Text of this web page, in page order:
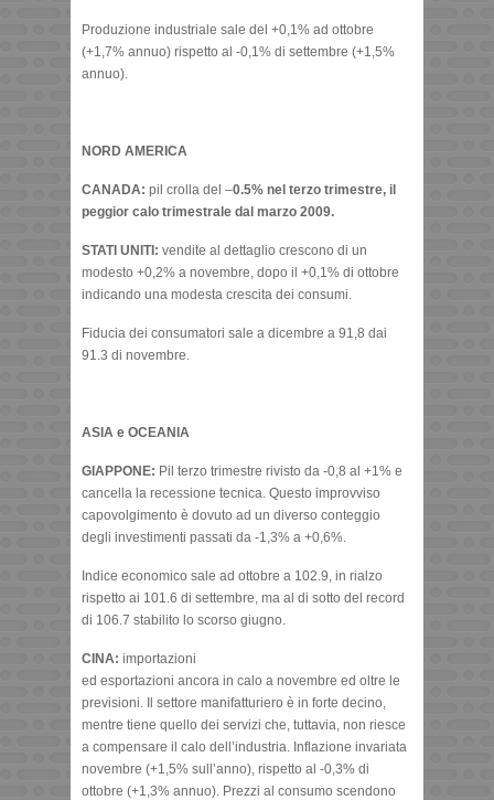
Produzione industriale sale del +0,1% ad ottobre
(+1,7% annuo) rispetto al -0,1% di settembre (+1,5%
annuo).
NORD AMERICA
CANADA: pil crolla del –0.5% nel terzo trimestre, il
peggior calo trimestrale dal marzo 2009.
STATI UNITI: vendite al dettaglio crescono di un
modesto +0,2% a novembre, dopo il +0,1% di ottobre
indicando una modesta crescita dei consumi.
Fiducia dei consumatori sale a dicembre a 91,8 dai
91.3 di novembre.
ASIA e OCEANIA
GIAPPONE: Pil terzo trimestre rivisto da -0,8 al +1% e
cancella la recessione tecnica. Questo improvviso
capovolgimento è dovuto ad un diverso conteggio
degli investimenti passati da -1,3% a +0,6%.
Indice economico sale ad ottobre a 102.9, in rialzo
rispetto ai 101.6 di settembre, ma al di sotto del record
di 106.7 stabilito lo scorso giugno.
CINA: importazioni
ed esportazioni ancora in calo a novembre ed oltre le
previsioni. Il settore manifatturiero è in forte decino,
mentre tiene quello dei servizi che, tuttavia, non riesce
a compensare il calo dell’industria. Inflazione invariata
novembre (+1,5% sull’anno), rispetto al -0,3% di
ottobre (+1,3% annuo). Prezzi al consumo scendono